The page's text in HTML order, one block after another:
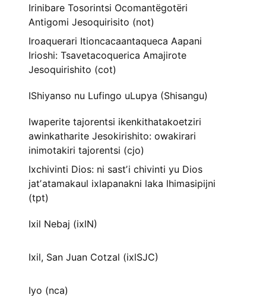
Irinibare Tosorintsi Ocomantëgotëri
Antigomi Jesoquirisito (not)
Iroaquerari Itioncacaantaqueca Aapani
Irioshi: Tsavetacoquerica Amajirote
Jesoquirishito (cot)
IShiyanso nu Lufingo uLupya (Shisangu)
Iwaperite tajorentsi ikenkithatakoetziri
awinkatharite Jesokirishito: owakirari
inimotakiri tajorentsi (cjo)
Ixchivinti Dios: ni sastʼi chivinti yu Dios
jatʼatamakaul ixlapanakni laka lhimasipijni
(tpt)
Ixil Nebaj (ixlN)
Ixil, San Juan Cotzal (ixlSJC)
Iyo (nca)